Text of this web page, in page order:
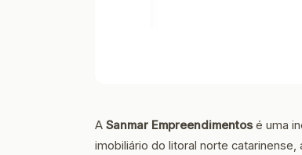
A Sanmar Empreendimentosé uma
imobiliário do litoral norte catarinense,